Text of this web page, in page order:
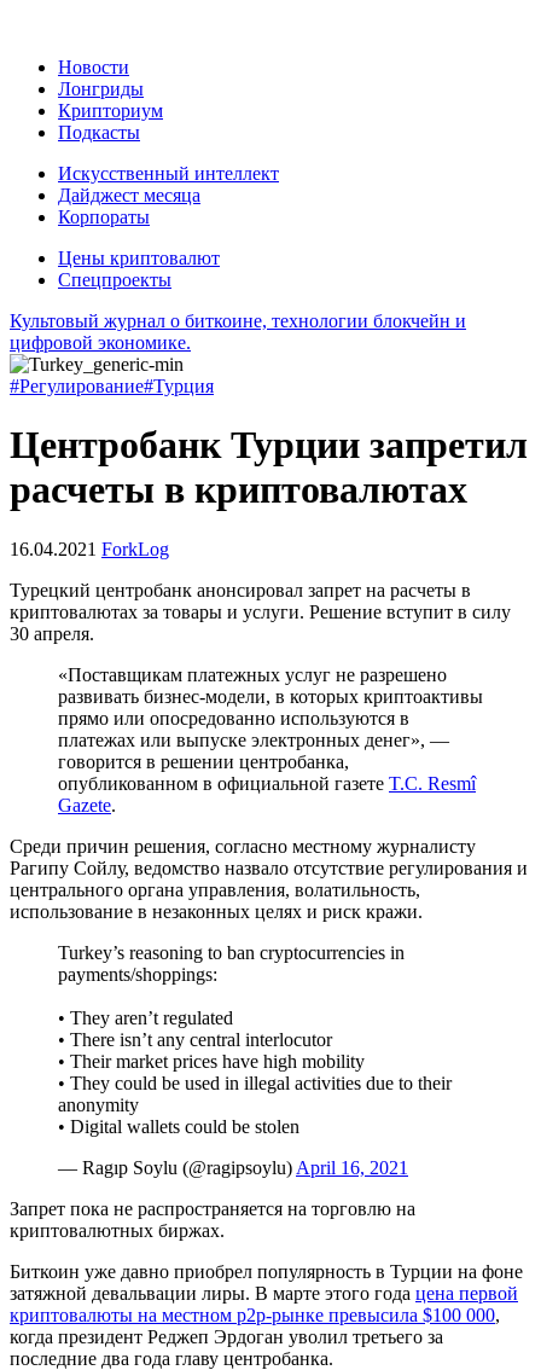
Новости
Лонгриды
Крипториум
Подкасты
Искусственный интеллект
Дайджест месяца
Корпораты
Цены криптовалют
Спецпроекты
Культовый журнал о биткоине, технологии блокчейн и
цифровой экономике.
#Регулирование#Турция
Центробанк Турции запретил
расчеты в криптовалютах
16.04.2021 ForkLog
Турецкий центробанк анонсировал запрет на расчеты в
криптовалютах за товары и услуги. Решение вступит в силу
30 апреля.
«Поставщикам платежных услуг не разрешено
развивать бизнес-модели, в которых криптоактивы
прямо или опосредованно используются в
платежах или выпуске электронных денег», —
говорится в решении центробанка,
опубликованном в официальной газете T.C. Resmî
Gazete.
Среди причин решения, согласно местному журналисту
Рагипу Сойлу, ведомство назвало отсутствие регулирования и
центрального органа управления, волатильность,
использование в незаконных целях и риск кражи.
Turkey’s reasoning to ban cryptocurrencies in
payments/shoppings:
• They aren’t regulated
• There isn’t any central interlocutor
• Their market prices have high mobility
• They could be used in illegal activities due to their
anonymity
• Digital wallets could be stolen
— Ragıp Soylu (@ragipsoylu) April 16, 2021
Запрет пока не распространяется на торговлю на
криптовалютных биржах.
Биткоин уже давно приобрел популярность в Турции на фоне
затяжной девальвации лиры. В марте этого года цена первой
криптовалюты на местном p2p-рынке превысила $100 000,
когда президент Реджеп Эрдоган уволил третьего за
последние два года главу центробанка.